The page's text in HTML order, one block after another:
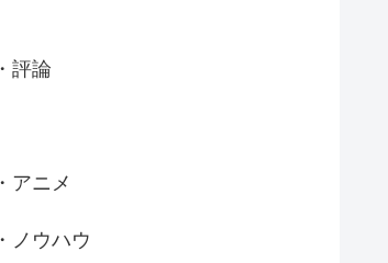
評論
アニメ
ノウハウ